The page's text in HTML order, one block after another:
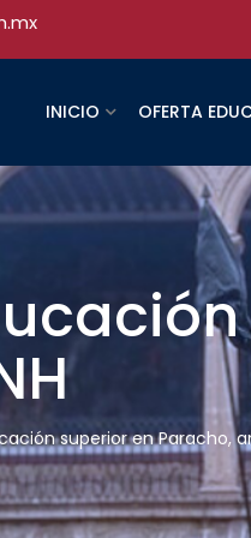
INICIO OFERTA
superior en Paracho,